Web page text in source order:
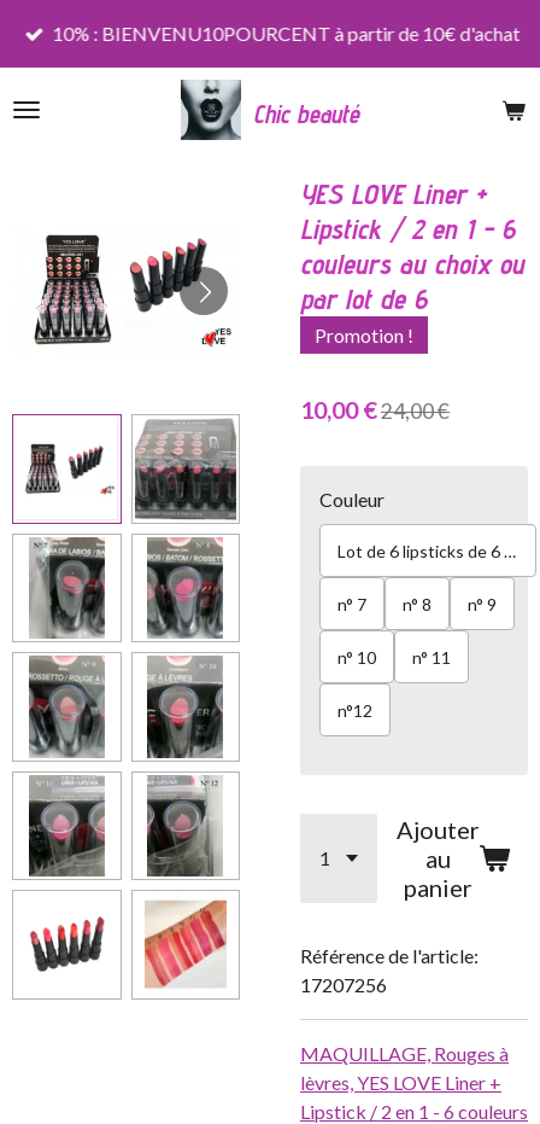
Passer
principal
Chic beauté
10% : BIENVENU10POURCENT à partir de 10€ d'achat
YES LOVE Liner +
Lipstick / 2 en 1 - 6
couleurs au choix ou
par lot de 6
Promotion !
10,00 €24,00 €
Couleur
Lot de 6 lipsticks de 6 couleurs différentes
n° 7 n° 8 n° 9
n° 10 n° 11
n°12
Ajouter
au
panier
Référence de l'article:
17207256
MAQUILLAGE, Rouges à
lèvres,YES LOVE Liner +
Lipstick / 2 en 1 - 6 couleurs